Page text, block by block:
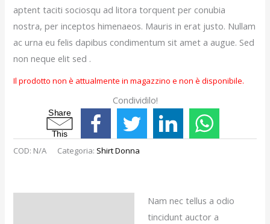
aptent taciti sociosqu ad litora torquent per conubia
nostra, per inceptos himenaeos. Mauris in erat justo. Nullam
ac urna eu felis dapibus condimentum sit amet a augue. Sed
non neque elit sed .
Il prodotto non è attualmente in magazzino e non è disponibile.
Condividilo!
Share
This
COD: N/A Categoria: Shirt Donna
Nam nec tellus a odio
tincidunt auctor a